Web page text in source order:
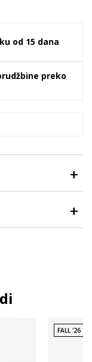
od 15 dana
preko
FALL '26